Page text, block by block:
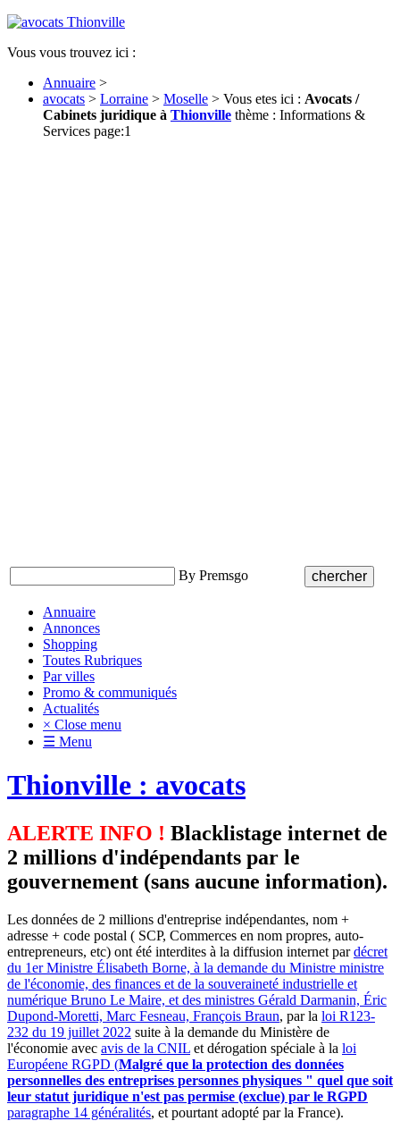
Vous vous trouvez ici :
Annuaire >
avocats > Lorraine > Moselle > Vous etes ici : Avocats /
Cabinets juridique à Thionville thème : Informations &
Services page:1
By Premsgo
Annuaire
Annonces
Shopping
Toutes Rubriques
Par villes
Promo & communiqués
Actualités
× Close menu
☰ Menu
Thionville : avocats
ALERTE INFO ! Blacklistage internet de
2 millions d'indépendants par le
gouvernement (sans aucune information).
Les données de 2 millions d'entreprise indépendantes, nom +
adresse + code postal ( SCP, Commerces en nom propres, auto-
entrepreneurs, etc) ont été interdites à la diffusion internet pardécret
du 1er Ministre Élisabeth Borne, à la demande du Ministre ministre
de l'économie, des finances et de la souveraineté industrielle et
numérique Bruno Le Maire, et des ministres Gérald Darmanin, Éric
Dupond-Moretti, Marc Fesneau, François Braun, par la loi R123-
232 du 19 juillet 2022 suite à la demande du Ministère de
l'économie avec avis de la CNIL et dérogation spéciale à la loi
Européene RGPD (Malgré que la protection des données
personnelles des entreprises personnes physiques " quel que soit
leur statut juridique n'est pas permise (exclue) par le RGPD
paragraphe 14 généralités, et pourtant adopté par la France).